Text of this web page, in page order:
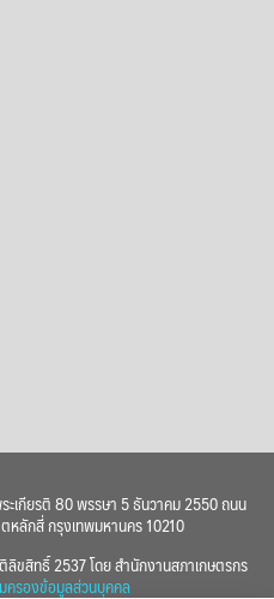
ะเกียรติ 80 พรรษา 5 ธันวาคม 2550 ถนน
หลักสี่ กรุงเทพมหานคร 10210
สิทธิ์ 2537 โดย สำนักงานสภาเกษตรกร
ครองข้อมูลส่วนบุคคล